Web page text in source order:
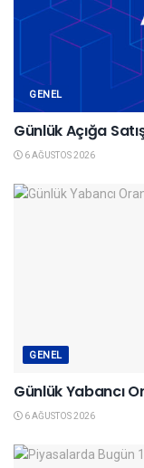
GENEL
Günlük Açığa
6 AĞUSTOS 2026
GENEL
Günlük Yabancı
6 AĞUSTOS 2026